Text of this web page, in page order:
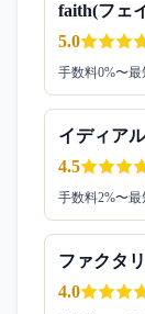
faith(フェ
5.0
手数料0%〜最
イディアル
4.5
手数料2%〜最
ファクタ
4.0